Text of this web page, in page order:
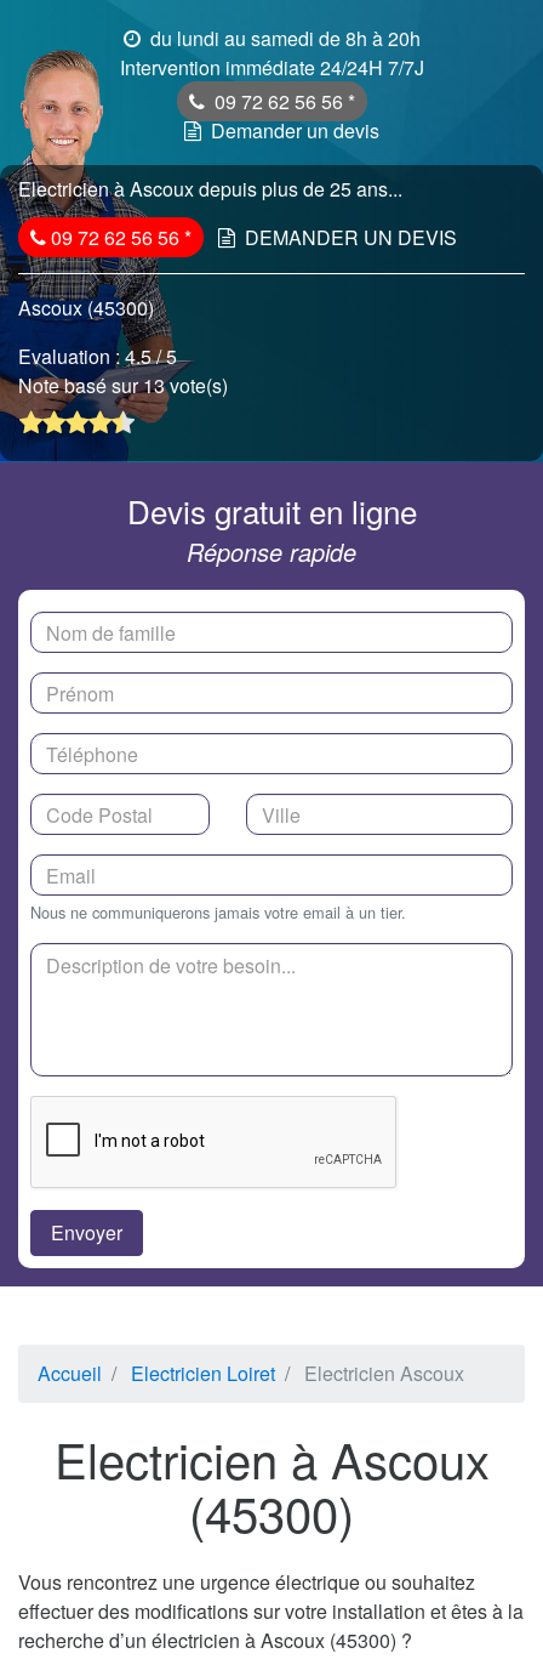
du lundi au samedi de 8h à 20h
Intervention immédiate 24/24H 7/7J
09 72 62 56 56 *
Demander un devis
Electricien à Ascoux depuis plus de 25 ans...
09 72 62 56 56* DEMANDER UN DEVIS
Ascoux (45300)
Evaluation :4.5/ 5
Note basé sur 13 vote(s)
Devis gratuit en ligne
Réponse rapide
Nous ne communiquerons jamais votre email à un tier.
Accueil Electricien Loiret Electricien Ascoux
Electricien à Ascoux
(45300)
Vous rencontrez une urgence électrique ou souhaitez
effectuer des modifications sur votre installation et êtes à la
recherche d’un électricien à Ascoux (45300) ?